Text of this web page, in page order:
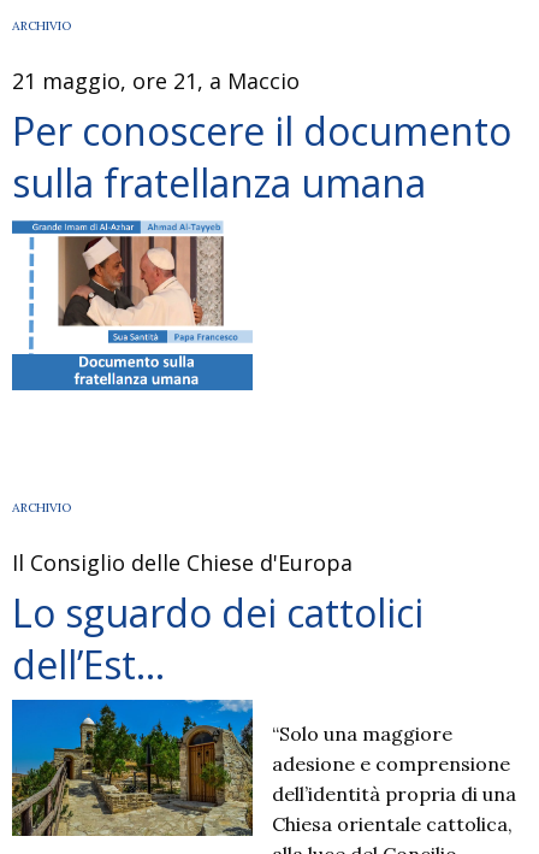
in
ARCHIVIO
21 maggio, ore 21, a Maccio
Per conoscere il documento
sulla fratellanza umana
ARCHIVIO
Il Consiglio delle Chiese d'Europa
Lo sguardo dei cattolici
dell’Est…
“Solo una maggiore
adesione e comprensione
dell’identità propria di una
Chiesa orientale cattolica,